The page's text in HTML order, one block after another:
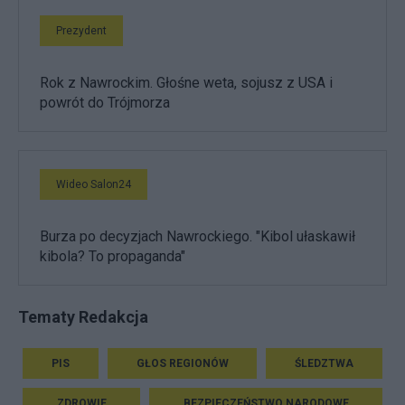
Prezydent
Rok z Nawrockim. Głośne weta, sojusz z USA i
powrót do Trójmorza
Wideo Salon24
Burza po decyzjach Nawrockiego. "Kibol ułaskawił
kibola? To propaganda"
Tematy Redakcja
PIS GŁOS REGIONÓW ŚLEDZTWA